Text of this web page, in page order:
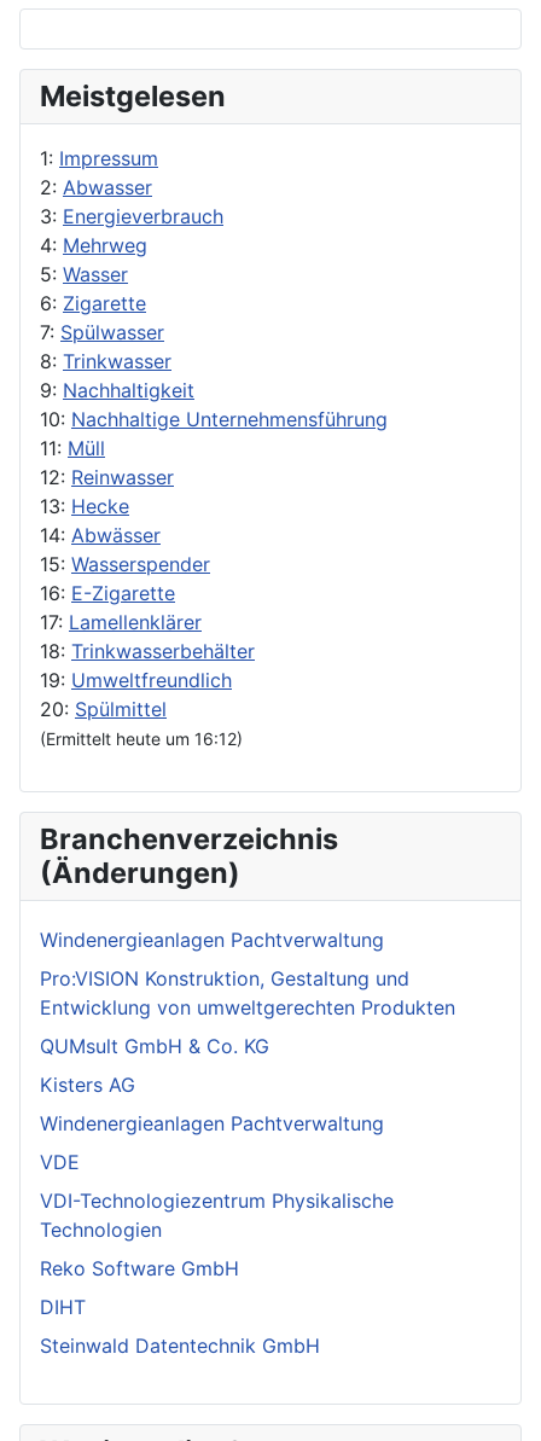
Meistgelesen
1: Impressum
2: Abwasser
3: Energieverbrauch
4: Mehrweg
5: Wasser
6: Zigarette
7: Spülwasser
8: Trinkwasser
9: Nachhaltigkeit
10: Nachhaltige Unternehmensführung
11: Müll
12: Reinwasser
13: Hecke
14: Abwässer
15: Wasserspender
16: E-Zigarette
17: Lamellenklärer
18: Trinkwasserbehälter
19: Umweltfreundlich
20: Spülmittel
(Ermittelt heute um 16:12)
Branchenverzeichnis
(Änderungen)
Windenergieanlagen Pachtverwaltung
Pro:VISION Konstruktion, Gestaltung und
Entwicklung von umweltgerechten Produkten
QUMsult GmbH & Co. KG
Kisters AG
Windenergieanlagen Pachtverwaltung
VDE
VDI-Technologiezentrum Physikalische
Technologien
Reko Software GmbH
DIHT
Steinwald Datentechnik GmbH